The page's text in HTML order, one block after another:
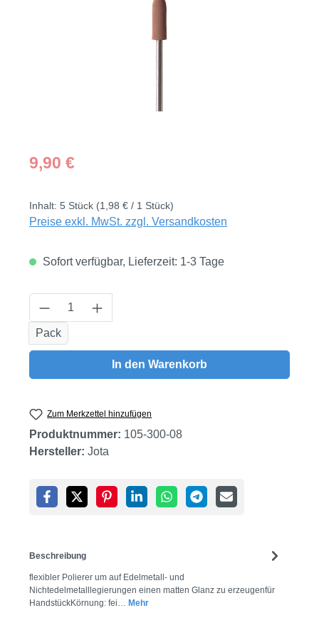
Regulärer Preis:
9,90 €
Inhalt: 5 Stück (1,98 € / 1 Stück)
Preise exkl. MwSt. zzgl. Versandkosten
Sofort verfügbar, Lieferzeit: 1-3 Tage
Produkt Anzahl: Gib den gewünschten
Pack
In den Warenkorb
Zum Merkzettel hinzufügen
Produktnummer: 105-300-08
Hersteller: Jota
Beschreibung
flexibler Polierer um auf Edelmetall- und
Nichtedelmetalllegierungen einen matten Glanz zu erzeugenfür
HandstückKörnung: fei… Mehr